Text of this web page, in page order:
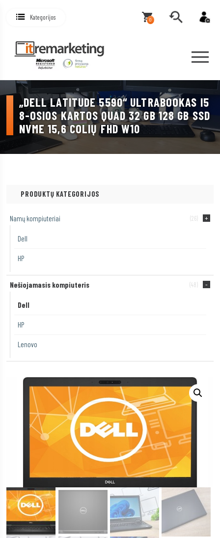
Kategorijos 0
„DELL LATITUDE 5590“ ULTRABOOKAS I5
8-OSIOS KARTOS QUAD 32 GB 128 GB SSD
NVME 15,6 COLIŲ FHD W10
PRODUKTŲ KATEGORIJOS
Namų kompiuteriai (26)
Dell
HP
Nešiojamasis kompiuteris (48)
Dell
HP
Lenovo